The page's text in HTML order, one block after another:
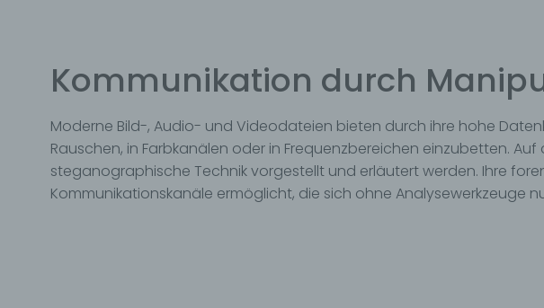
Kommunikation durch
Moderne Bild-, Audio- und Videodateien bieten durch ihre hohe
Rauschen, in Farbkanälen oder in Frequenzbereichen einzubetten.
steganographische Technik vorgestellt und erläutert werden. Ihre
Kommunikationskanäle ermöglicht, die sich ohne Analysewerkzeuge